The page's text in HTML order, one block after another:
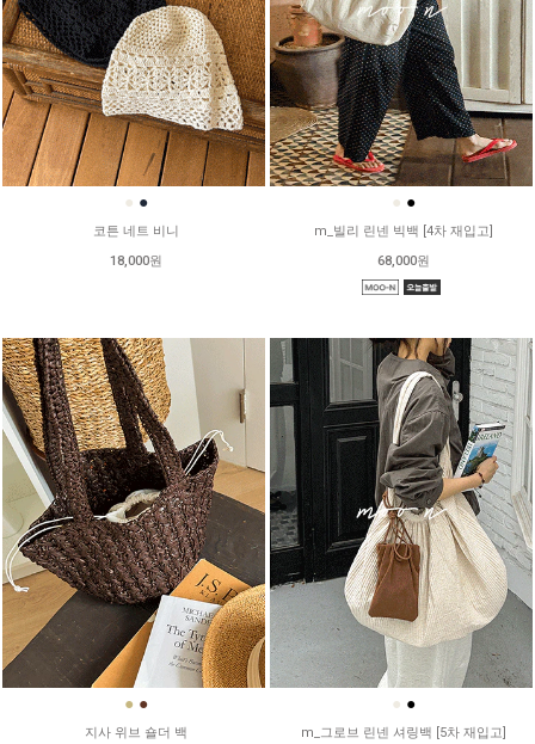
● ●
코튼 네트 비니
18,000원
● ●
m_빌리 린넨 빅백 [4차 재입고]
68,000원
● ●
지사 위브 숄더 백
● ●
m_그로브 린넨 셔링백 [5차 재입고]